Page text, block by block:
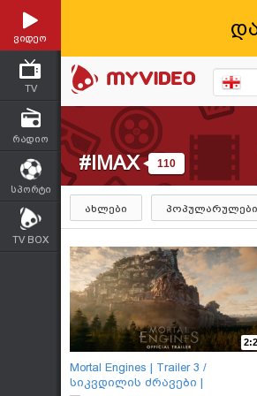
ვიდეო
TV
რადიო
სპორტი
TV BOX
#IMAX 110
ახლები პოპულარულები
Mortal Engines | Trailer 3 /
სიკვდილის ძრავები |